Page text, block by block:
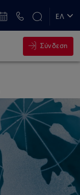
ΕΛ
Σύνδεση